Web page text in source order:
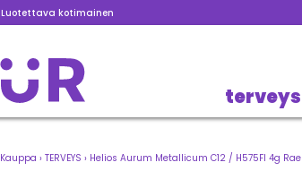
Luotettava kotimainen
terveys
Kauppa › TERVEYS › Helios Aurum Metallicum C12 / H575FI 4g Rae